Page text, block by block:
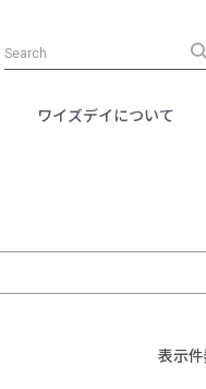
ワイズデイについて
表示件